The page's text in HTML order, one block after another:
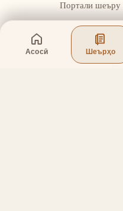
Асосӣ Шеърҳо
Портали шеъру